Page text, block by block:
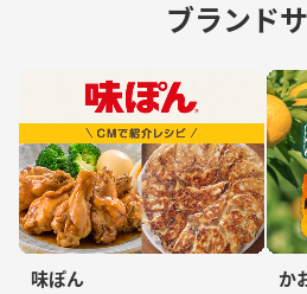
ブランド
味ぽん か